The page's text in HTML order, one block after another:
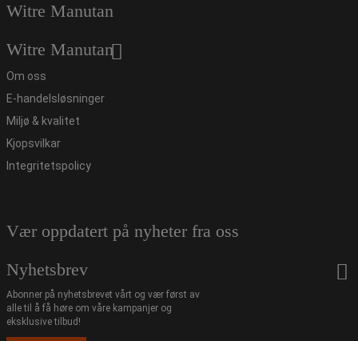
Witre Manutan
Witre Manutan
Om oss
E-handelsløsninger
Miljø & kvalitet
Kjopsvilkar
Integritetspolicy
Vær oppdatert på nyheter fra oss
Nyhetsbrev
Abonner på nyhetsbrevet vårt og vær først av
alle til å få høre om våre kampanjer og
eksklusive tilbud!